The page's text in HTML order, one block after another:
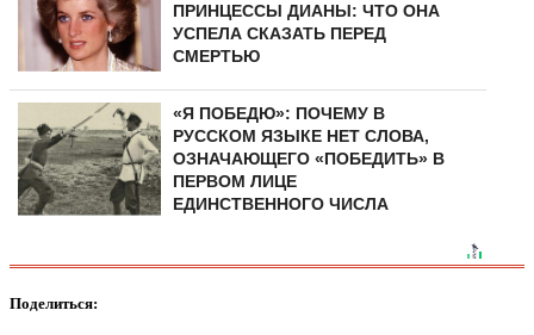
ПРИНЦЕССЫ ДИАНЫ: ЧТО ОНА
УСПЕЛА СКАЗАТЬ ПЕРЕД
СМЕРТЬЮ
«Я ПОБЕДЮ»: ПОЧЕМУ В
РУССКОМ ЯЗЫКЕ НЕТ СЛОВА,
ОЗНАЧАЮЩЕГО «ПОБЕДИТЬ» В
ПЕРВОМ ЛИЦЕ
ЕДИНСТВЕННОГО ЧИСЛА
Поделиться: